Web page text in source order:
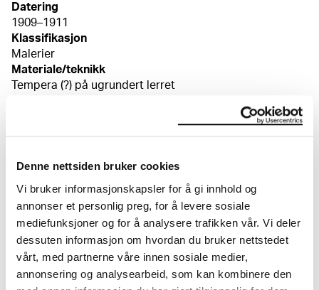
Denne nettsiden bruker cookies
Vi bruker informasjonskapsler for å gi innhold og
annonser et personlig preg, for å levere sosiale
mediefunksjoner og for å analysere trafikken vår. Vi deler
dessuten informasjon om hvordan du bruker nettstedet
vårt, med partnerne våre innen sosiale medier,
annonsering og analysearbeid, som kan kombinere den
Datering
1909–1911
Klassifikasjon
Malerier
Materiale/teknikk
Tempera (?) på ugrundert lerret
Bilde (Image): 80 × 159,5 cm
Usignert
Munchmuseet
Om verkskatalogen